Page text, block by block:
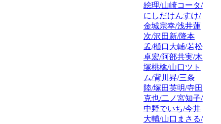
絵理/山崎コータ/
にしだけんすけ/
金城宗幸/浅井蓮
次/沢田新/降本
孟/樋口大輔/若松
卓宏/阿部共実/木
塚桃檎/山口ツト
ム/背川昇/三条
陸/塚田英明/寺田
克也/二ノ宮知子/
中野でいち/今井
大輔/山口まさる/